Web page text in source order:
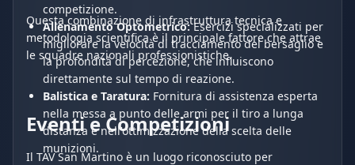
competizione.
Allenamento Optometrico:Esercizi specializzati per
migliorare la velocità di tracciamento del bersaglio e
la profondità di percezione, che influiscono
direttamente sul tempo di reazione.
Balistica e Taratura: Fornitura di assistenza esperta
nella messa a punto delle armi per il tiro a lunga
distanza e nell'ottimizzazione della scelta delle
munizioni.
Questa combinazione di infrastruttura tecnica e
metodologia scientifica è il principale fattore che attrae
le squadre nazionali professionistiche.
Eventi e Competizioni
Il TAV San Martino è un luogo riconosciuto per